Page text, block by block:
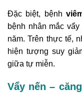
Đặc biệt, bệnh
bệnh nhân mắc
năm. Trên thực tế,
hiện tượng suy
giữa tự miễn.
Vẩy nến –